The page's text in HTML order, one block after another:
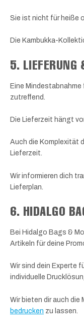
Sie ist nicht für heiße
Die Kambukka-
5. LIEFERUNG
Eine
zutreffend.
Die Lieferzeit hängt
Auch die Komplexität
Lieferzeit.
Wir informieren dich
Lieferplan.
6. HIDALGO
Bei Hidalgo Bags &
Artikeln für deine
Wir sind dein Experte
individuelle
Wir bieten dir auch die
bedrucken zu lassen.